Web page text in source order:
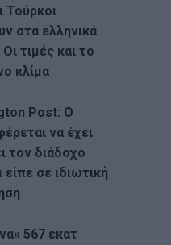
Τούρκοι
στα ελληνικά
τιμές και το
κλίμα
Post: Ο
να έχει
τον διάδοχο
είπε σε ιδιωτική
567 εκατ